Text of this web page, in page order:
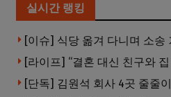
실시간 랭킹